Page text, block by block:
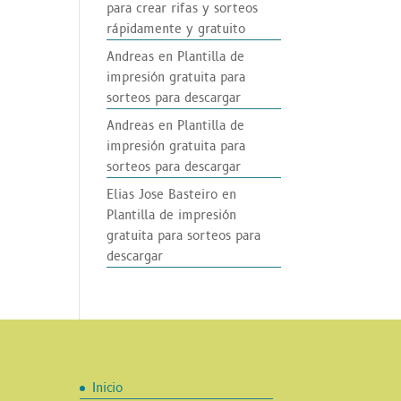
para crear rifas y sorteos
rápidamente y gratuito
Andreas en Plantilla de
impresión gratuita para
sorteos para descargar
Andreas en Plantilla de
impresión gratuita para
sorteos para descargar
Elias Jose Basteiro en
Plantilla de impresión
gratuita para sorteos para
descargar
Inicio